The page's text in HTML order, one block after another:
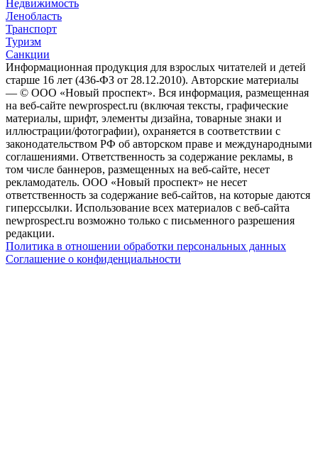
Недвижимость
Ленобласть
Транспорт
Туризм
Санкции
Информационная продукция для взрослых читателей и детей
старше 16 лет (436-ФЗ от 28.12.2010). Авторские материалы
— © ООО «Новый проспект». Вся информация, размещенная
на веб-сайте newprospect.ru (включая тексты, графические
материалы, шрифт, элементы дизайна, товарные знаки и
иллюстрации/фотографии), охраняется в соответствии с
законодательством РФ об авторском праве и международными
соглашениями. Ответственность за содержание рекламы, в
том числе баннеров, размещенных на веб-сайте, несет
рекламодатель. ООО «Новый проспект» не несет
ответственность за содержание веб-сайтов, на которые даются
гиперссылки. Использование всех материалов с веб-сайта
newprospect.ru возможно только с письменного разрешения
редакции.
Политика в отношении обработки персональных данных
Соглашение о конфиденциальности